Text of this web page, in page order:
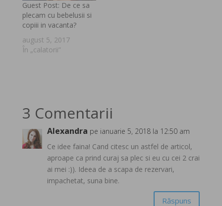
Guest Post: De ce sa
plecam cu bebelusii si
copiii in vacanta?
august 5, 2017
În „calatorii”
3 Comentarii
Alexandra pe ianuarie 5, 2018 la 12:50 am
Ce idee faina! Cand citesc un astfel de articol,
aproape ca prind curaj sa plec si eu cu cei 2 crai
ai mei :)). Ideea de a scapa de rezervari,
impachetat, suna bine.
Răspuns